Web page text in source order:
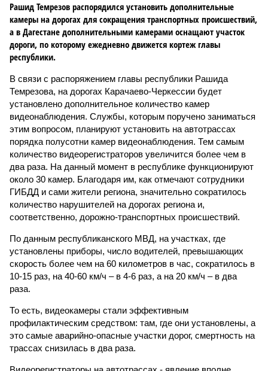
Рашид Темрезов распорядился установить дополнительные
камеры на дорогах для сокращения транспортных происшествий,
а в Дагестане дополнительными камерами оснащают участок
дороги, по которому ежедневно движется кортеж главы
республики.
В связи с распоряжением главы республики Рашида
Темрезова, на дорогах Карачаево-Черкессии будет
установлено дополнительное количество камер
видеонаблюдения. Службы, которым поручено заниматься
этим вопросом, планируют установить на автотрассах
порядка полусотни камер видеонаблюдения. Тем самым
количество видеорегистраторов увеличится более чем в
два раза. На данный момент в республике функционируют
около 30 камер. Благодаря им, как отмечают сотрудники
ГИБДД и сами жители региона, значительно сократилось
количество нарушителей на дорогах региона и,
соответственно, дорожно-транспортных происшествий.
По данным республиканского МВД, на участках, где
установлены приборы, число водителей, превышающих
скорость более чем на 60 километров в час, сократилось в
10-15 раз, на 40-60 км/ч – в 4-6 раз, а на 20 км/ч – в два
раза.
То есть, видеокамеры стали эффективным
профилактическим средством: там, где они установлены, а
это самые аварийно-опасные участки дорог, смертность на
трассах снизилась в два раза.